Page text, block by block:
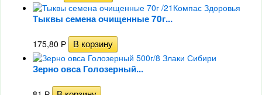
Тыквы семена очищенные 70г...
175,80 Р
Зерно овса Голозерный...